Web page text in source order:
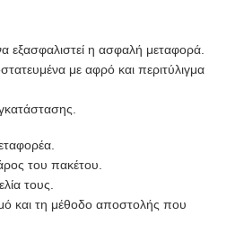
εξασφαλιστεί η ασφαλή μεταφορά.
με αφρό και περιτύλιγμα
του πακέτου.
τους.
και τη μέθοδο αποστολής που